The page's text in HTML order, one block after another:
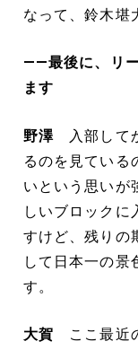
なって、鈴木堪
――最後に、リ
ます
野澤入部して
るのを見ている
いという思いが
しいブロック
すけど、残りの
して日本一の景
す。
大賀 ここ最近